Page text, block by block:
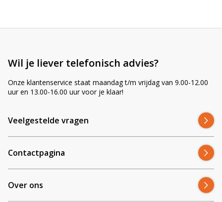
Wil je liever telefonisch advies?
Onze klantenservice staat maandag t/m vrijdag van 9.00-12.00
uur en 13.00-16.00 uur voor je klaar!
Veelgestelde vragen
Contactpagina
Over ons